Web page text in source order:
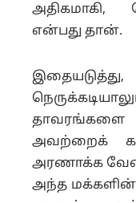
அதிகமாகி,
என்பது தான்.
அவற்றைக்
அரணாக்க
அந்த